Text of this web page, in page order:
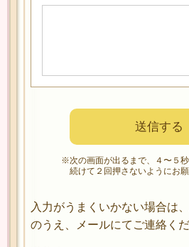
※次の画面が出るまで、４〜５秒
続けて２回押さないようにお願
入力がうまくいかない場合は
のうえ、メールにてご連絡くだ